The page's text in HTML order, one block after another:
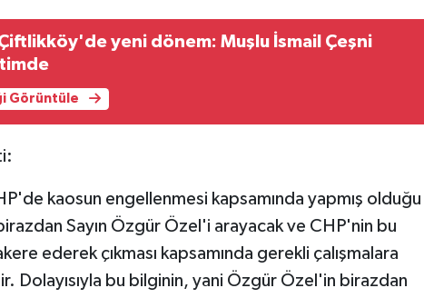
yeni dönem: Muşlu İsmail Çeşni
Görüntüle
kaosun engellenmesi kapsamında yapmış olduğu
Sayın Özgür Özel'i arayacak ve CHP'nin bu
ederek çıkması kapsamında gerekli çalışmalara
Dolayısıyla bu bilginin, yani Özgür Özel'in birazdan